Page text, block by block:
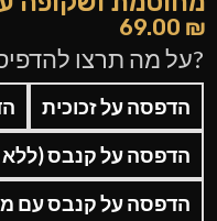
69.00 ₪
?על מה תרצו
הדפסה על זכוכית
הדפסה על קנבס
הדפסה על קנבס עם